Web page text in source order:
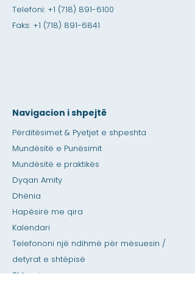
Telefoni: +1 (718) 891-6100
Faks: +1 (718) 891-6841
Navigacion i shpejtë
Përditësimet & Pyetjet e shpeshta
Mundësitë e Punësimit
Mundësitë e praktikës
Dyqan Amity
Dhënia
Hapësirë me qira
Kalendari
Telefononi një ndihmë për mësuesin /
detyrat e shtëpisë
Shtypni